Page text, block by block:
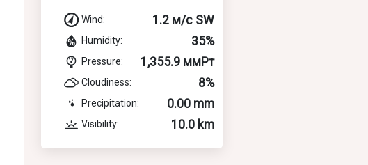
Wind: 1.2 м/с SW
Humidity: 35%
Pressure: 1,355.9 ммРт
Cloudiness: 8%
Precipitation: 0.00 mm
Visibility: 10.0 km